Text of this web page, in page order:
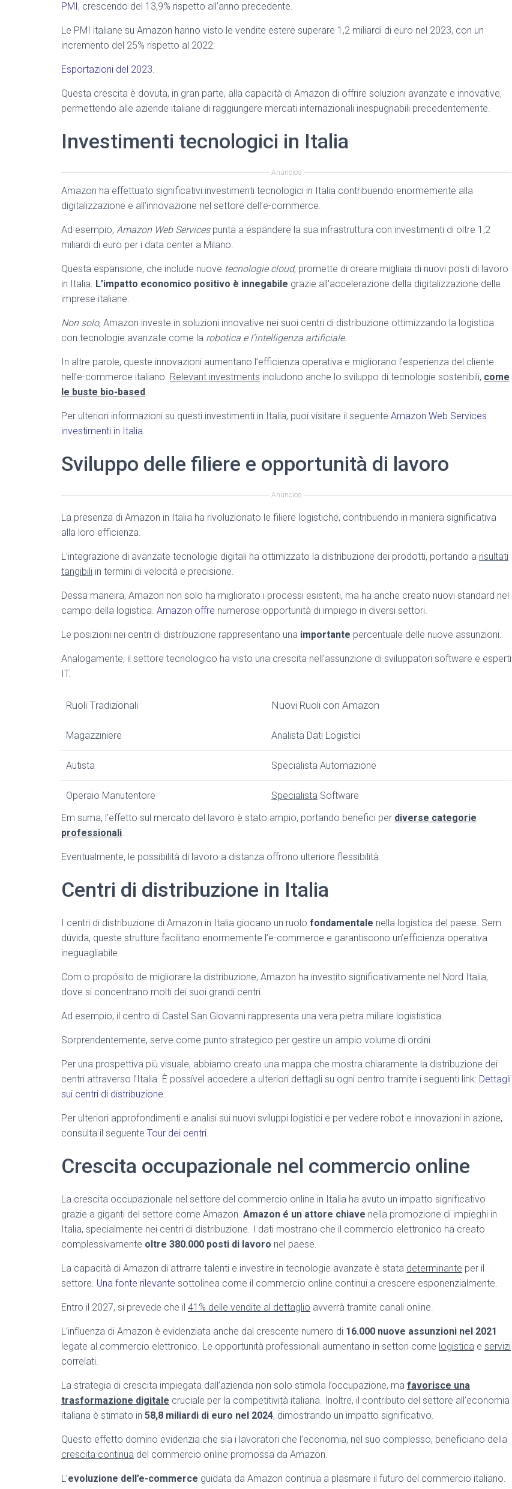
PMI, crescendo del 13,9% rispetto all’anno precedente.
Le PMI italiane su Amazon hanno visto le vendite estere superare 1,2 miliardi di euro nel 2023, con un
incremento del 25% rispetto al 2022:
Esportazioni del 2023.
Questa crescita è dovuta, in gran parte, alla capacità di Amazon di offrire soluzioni avanzate e innovative,
permettendo alle aziende italiane di raggiungere mercati internazionali inespugnabili precedentemente.
Investimenti tecnologici in Italia
Anúncios
Amazon ha effettuato significativi investimenti tecnologici in Italia contribuendo enormemente alla
digitalizzazione e all’innovazione nel settore dell’e-commerce.
Ad esempio, Amazon Web Servicespunta a espandere la sua infrastruttura con investimenti di oltre 1,2
miliardi di euro per i data center a Milano.
Questa espansione, che include nuove tecnologie cloud, promette di creare migliaia di nuovi posti di lavoro
in Italia. L’impatto economico positivo è innegabile grazie all’accelerazione della digitalizzazione delle
imprese italiane.
Non solo, Amazon investe in soluzioni innovative nei suoi centri di distribuzione ottimizzando la logistica
con tecnologie avanzate come la robotica e l’intelligenza artificiale.
In altre parole, queste innovazioni aumentano l’efficienza operativa e migliorano l’esperienza del cliente
nell’e-commerce italiano. Relevant investments includono anche lo sviluppo di tecnologie sostenibili, come
le buste bio-based.
Per ulteriori informazioni su questi investimenti in Italia, puoi visitare il seguente Amazon Web Services
investimenti in Italia.
Sviluppo delle filiere e opportunità di lavoro
Anúncios
La presenza di Amazon in Italia ha rivoluzionato le filiere logistiche, contribuendo in maniera significativa
alla loro efficienza.
L’integrazione di avanzate tecnologie digitali ha ottimizzato la distribuzione dei prodotti, portando a risultati
tangibili in termini di velocità e precisione.
Dessa maneira, Amazon non solo ha migliorato i processi esistenti, ma ha anche creato nuovi standard nel
campo della logistica. Amazon offre numerose opportunità di impiego in diversi settori.
Le posizioni nei centri di distribuzione rappresentano una importante percentuale delle nuove assunzioni.
Analogamente, il settore tecnologico ha visto una crescita nell’assunzione di sviluppatori software e esperti
IT.
Ruoli Tradizionali Nuovi Ruoli con Amazon
Magazziniere Analista Dati Logistici
Autista Specialista Automazione
Operaio Manutentore Specialista Software
Em suma, l’effetto sul mercato del lavoro è stato ampio, portando benefici per diverse categorie
professionali.
Eventualmente, le possibilità di lavoro a distanza offrono ulteriore flessibilità.
Centri di distribuzione in Italia
I centri di distribuzione di Amazon in Italia giocano un ruolo fondamentale nella logistica del paese. Sem
dúvida, queste strutture facilitano enormemente l’e-commerce e garantiscono un’efficienza operativa
ineguagliabile.
Com o propósito de migliorare la distribuzione, Amazon ha investito significativamente nel Nord Italia,
dove si concentrano molti dei suoi grandi centri.
Ad esempio, il centro di Castel San Giovanni rappresenta una vera pietra miliare logististica.
Sorprendentemente, serve come punto strategico per gestire un ampio volume di ordini.
Per una prospettiva più visuale, abbiamo creato una mappa che mostra chiaramente la distribuzione dei
centri attraverso l’Italia. È possível accedere a ulteriori dettagli su ogni centro tramite i seguenti link: Dettagli
sui centri di distribuzione.
Per ulteriori approfondimenti e analisi sui nuovi sviluppi logistici e per vedere robot e innovazioni in azione,
consulta il seguente Tour dei centri.
Crescita occupazionale nel commercio online
La crescita occupazionale nel settore del commercio online in Italia ha avuto un impatto significativo
grazie a giganti del settore come Amazon. Amazon é un attore chiave nella promozione di impieghi in
Italia, specialmente nei centri di distribuzione. I dati mostrano che il commercio elettronico ha creato
complessivamente oltre 380.000 posti di lavoro nel paese.
La capacità di Amazon di attrarre talenti e investire in tecnologie avanzate è stata determinante per il
settore. Una fonte rilevante sottolinea come il commercio online continui a crescere esponenzialmente.
Entro il 2027, si prevede che il 41% delle vendite al dettaglio avverrà tramite canali online.
L’influenza di Amazon è evidenziata anche dal crescente numero di 16.000 nuove assunzioni nel 2021
legate al commercio elettronico. Le opportunità professionali aumentano in settori come logistica e servizi
correlati.
La strategia di crescita impiegata dall’azienda non solo stimola l’occupazione, ma favorisce una
trasformazione digitale cruciale per la competitività italiana. Inoltre, il contributo del settore all’economia
italiana è stimato in 58,8 miliardi di euro nel 2024, dimostrando un impatto significativo.
Questo effetto domino evidenzia che sia i lavoratori che l’economia, nel suo complesso, beneficiano della
crescita continua del commercio online promossa da Amazon.
L’evoluzione dell’e-commerce guidata da Amazon continua a plasmare il futuro del commercio italiano.